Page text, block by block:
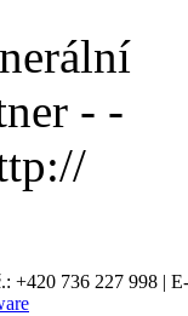
+420 736 227 998 |